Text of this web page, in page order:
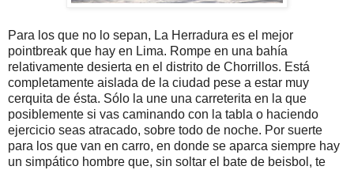
Para los que no lo sepan, La Herradura es el mejor
pointbreak que hay en Lima. Rompe en una bahía
relativamente desierta en el distrito de Chorrillos. Está
completamente aislada de la ciudad pese a estar muy
cerquita de ésta. Sólo la une una carreterita en la que
posiblemente si vas caminando con la tabla o haciendo
ejercicio seas atracado, sobre todo de noche. Por suerte
para los que van en carro, en donde se aparca siempre hay
un simpático hombre que, sin soltar el bate de beisbol, te